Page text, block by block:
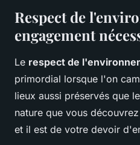
Respect de
engagement
Le respect de
primordial lorsque l'on
lieux aussi préservés que
nature que vous
et il est de votre devoir